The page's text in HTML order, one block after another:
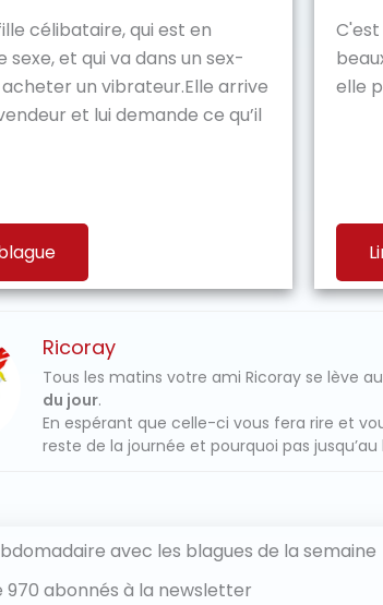
célibataire, qui est en
sexe, et qui va dans un sex-
un vibrateur.Elle arrive
et lui demande ce qu’il
elle
Ricoray
Tous les matins votre ami Ricoray se lève
du jour.
En espérant que celle-ci vous fera rire et
reste de la journée et pourquoi pas
avec les blagues de la semaine
970 abonnés à la newsletter